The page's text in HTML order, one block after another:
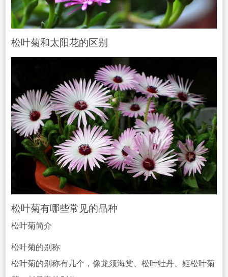
松叶菊和太阳花的区别
松叶菊有哪些常见的品种
松叶菊简介
松叶菊的别称
松叶菊的别称有几个，像龙须海棠、松叶牡丹、姬松叶菊